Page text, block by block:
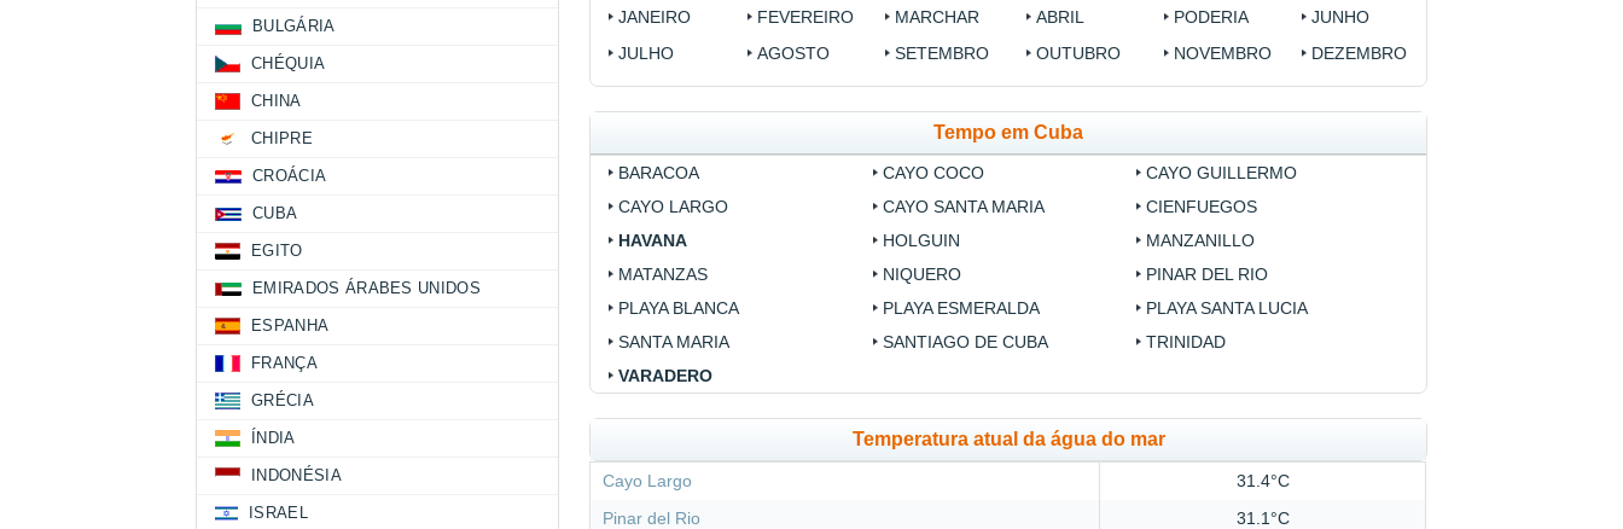
JANEIRO FEVEREIRO MARCHAR ABRIL PODERIA
JUNHO
JULHO
AGOSTO SETEMBRO OUTUBRO NOVEMBRO DEZEMBRO
Tempo em Cuba
BARACOA CAYO COCO
CAYO GUILLERMO
CAYO LARGO
CAYO SANTA MARIA
CIENFUEGOS
HAVANA
HOLGUIN
MANZANILLO
MATANZAS
NIQUERO
PINAR DEL RIO
PLAYA BLANCA
PLAYA ESMERALDA
PLAYA SANTA LUCIA
SANTA MARIA
SANTIAGO DE CUBA
TRINIDAD
VARADERO
Temperatura atual da água do mar
Cayo Largo
31.4°C
Pinar del Rio
31.1°C
BULGÁRIA
CHÉQUIA
CHINA
CHIPRE
CROÁCIA
CUBA
EGITO
EMIRADOS ÁRABES UNIDOS
ESPANHA
FRANÇA
GRÉCIA
ÍNDIA
INDONÉSIA
ISRAEL